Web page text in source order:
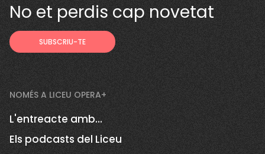
No et perdis cap novetat
NOMÉS A LICEU OPERA+
L'entreacte amb...
Els podcasts del Liceu